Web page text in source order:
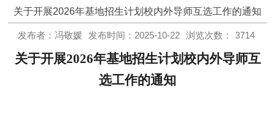
关于开展2026年基地招生计划校内外导师互选工作的通知
发布者：冯敬媛 发布时间：2025-10-22 浏览次数： 3714
关于开展2026年基地招生计划校内外导师互
选工作的通知